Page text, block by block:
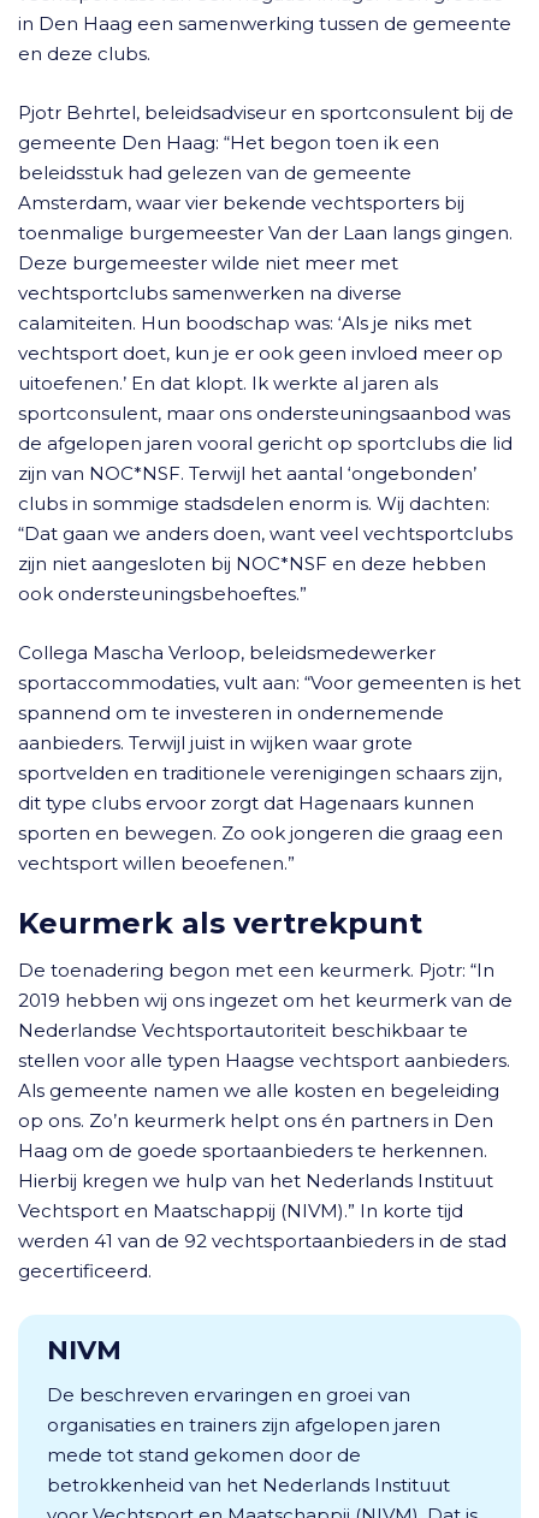
in Den Haag een samenwerking tussen de gemeente
en deze clubs.
Pjotr Behrtel, beleidsadviseur en sportconsulent bij de
gemeente Den Haag: “Het begon toen ik een
beleidsstuk had gelezen van de gemeente
Amsterdam, waar vier bekende vechtsporters bij
toenmalige burgemeester Van der Laan langs gingen.
Deze burgemeester wilde niet meer met
vechtsportclubs samenwerken na diverse
calamiteiten. Hun boodschap was: ‘Als je niks met
vechtsport doet, kun je er ook geen invloed meer op
uitoefenen.’ En dat klopt. Ik werkte al jaren als
sportconsulent, maar ons ondersteuningsaanbod was
de afgelopen jaren vooral gericht op sportclubs die lid
zijn van NOC*NSF. Terwijl het aantal ‘ongebonden’
clubs in sommige stadsdelen enorm is. Wij dachten:
“Dat gaan we anders doen, want veel vechtsportclubs
zijn niet aangesloten bij NOC*NSF en deze hebben
ook ondersteuningsbehoeftes.”
Collega Mascha Verloop, beleidsmedewerker
sportaccommodaties, vult aan: “Voor gemeenten is het
spannend om te investeren in ondernemende
aanbieders. Terwijl juist in wijken waar grote
sportvelden en traditionele verenigingen schaars zijn,
dit type clubs ervoor zorgt dat Hagenaars kunnen
sporten en bewegen. Zo ook jongeren die graag een
vechtsport willen beoefenen.”
Keurmerk als vertrekpunt
De toenadering begon met een keurmerk. Pjotr: “In
2019 hebben wij ons ingezet om het keurmerk van de
Nederlandse Vechtsportautoriteit beschikbaar te
stellen voor alle typen Haagse vechtsport aanbieders.
Als gemeente namen we alle kosten en begeleiding
op ons. Zo’n keurmerk helpt ons én partners in Den
Haag om de goede sportaanbieders te herkennen.
Hierbij kregen we hulp van het Nederlands Instituut
Vechtsport en Maatschappij (NIVM).” In korte tijd
werden 41 van de 92 vechtsportaanbieders in de stad
gecertificeerd.
NIVM
De beschreven ervaringen en groei van
organisaties en trainers zijn afgelopen jaren
mede tot stand gekomen door de
betrokkenheid van het Nederlands Instituut